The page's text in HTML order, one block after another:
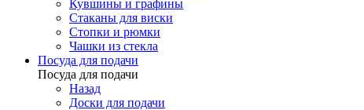
Кувшины и графины
Стаканы для виски
Стопки и рюмки
Чашки из стекла
Посуда для подачи
Посуда для подачи
Назад
Доски для подачи